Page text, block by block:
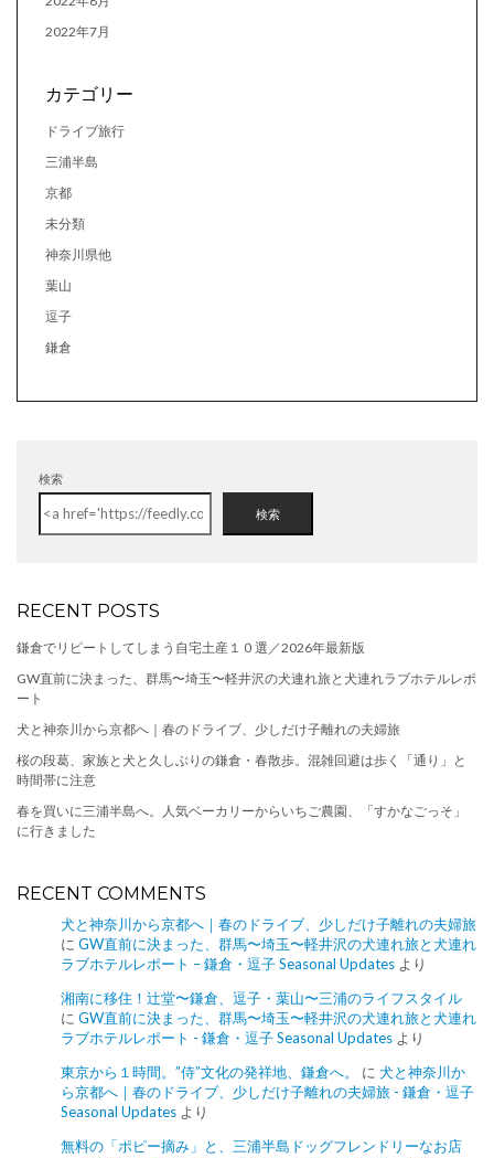
2022年7月
カテゴリー
ドライブ旅行
三浦半島
京都
未分類
神奈川県他
葉山
逗子
鎌倉
検索
検索
RECENT POSTS
鎌倉でリピートしてしまう自宅土産１０選／2026年最新版
GW直前に決まった、群馬〜埼玉〜軽井沢の犬連れ旅と犬連れラブホテルレポ
ート
犬と神奈川から京都へ｜春のドライブ、少しだけ子離れの夫婦旅
桜の段葛、家族と犬と久しぶりの鎌倉・春散歩。混雑回避は歩く「通り」と
時間帯に注意
春を買いに三浦半島へ。人気ベーカリーからいちご農園、「すかなごっそ」
に行きました
RECENT COMMENTS
犬と神奈川から京都へ｜春のドライブ、少しだけ子離れの夫婦旅
に GW直前に決まった、群馬〜埼玉〜軽井沢の犬連れ旅と犬連れ
ラブホテルレポート – 鎌倉・逗子 Seasonal Updates より
湘南に移住！辻堂〜鎌倉、逗子・葉山〜三浦のライフスタイル
に GW直前に決まった、群馬〜埼玉〜軽井沢の犬連れ旅と犬連れ
ラブホテルレポート - 鎌倉・逗子 Seasonal Updates より
東京から１時間。”侍”文化の発祥地、鎌倉へ。
に 犬と神奈川か
ら京都へ｜春のドライブ、少しだけ子離れの夫婦旅 - 鎌倉・逗子
Seasonal Updates より
無料の「ポピー摘み」と、三浦半島ドッグフレンドリーなお店